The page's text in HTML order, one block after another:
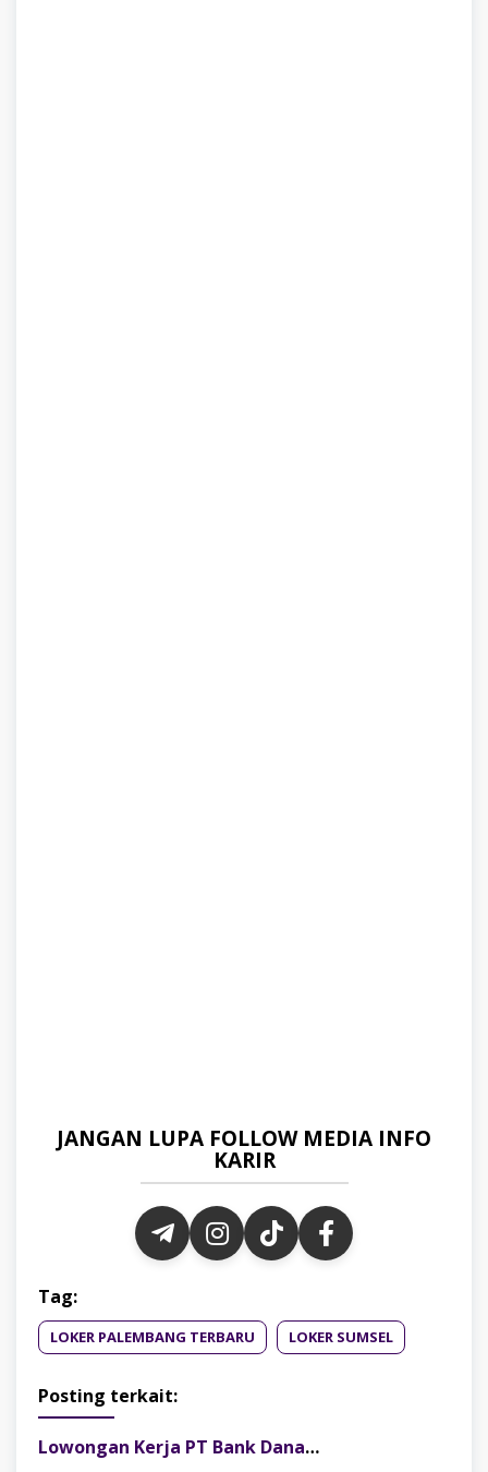
JANGAN LUPA FOLLOW MEDIA INFO
KARIR
Tag:
LOKER PALEMBANG TERBARU LOKER SUMSEL
Posting terkait:
Lowongan Kerja PT Bank Danamon Indonesia Tbk Terbaru